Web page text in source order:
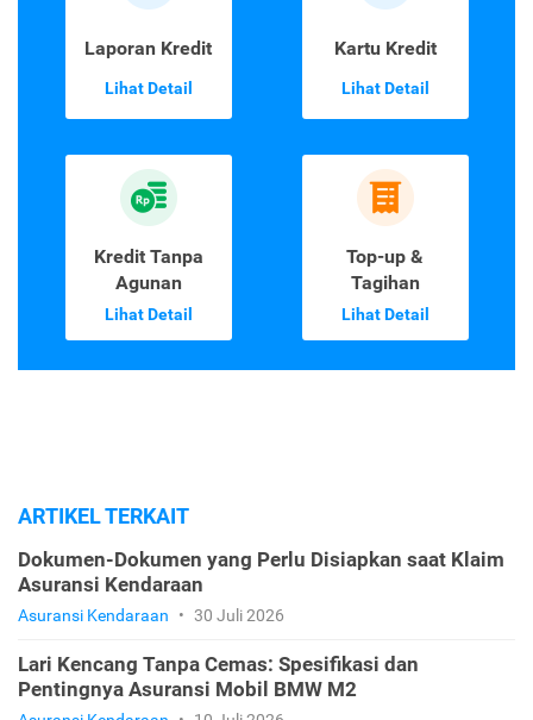
Laporan Kredit
Lihat Detail
Kartu Kredit
Lihat Detail
Kredit Tanpa
Agunan
Lihat Detail
Top-up &
Tagihan
Lihat Detail
ARTIKEL TERKAIT
Dokumen-Dokumen yang Perlu Disiapkan saat Klaim
Asuransi Kendaraan
Asuransi Kendaraan • 30 Juli 2026
Lari Kencang Tanpa Cemas: Spesifikasi dan
Pentingnya Asuransi Mobil BMW M2